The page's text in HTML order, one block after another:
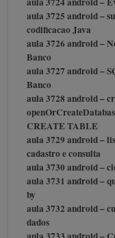
aula 3725 android –
codificacao Java
aula 3726 android –
Banco
aula 3727 android –
Banco
aula 3728 android –
CREATE TABLE
aula 3729 android –
cadastro e consulta
aula 3730 android –
aula 3731 android –
by
aula 3732 android –
dados